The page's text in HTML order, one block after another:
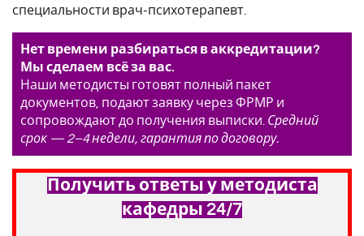
специальности врач-психотерапевт.
Нет времени разбираться в аккредитации?
Мы сделаем всё за вас.
Наши методисты готовят полный пакет
документов, подают заявку через ФРМР и
сопровождают до получения выписки. Средний
срок — 2–4 недели, гарантия по договору.
Получить ответы у методиста
кафедры 24/7